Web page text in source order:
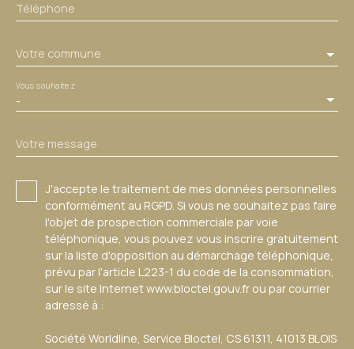
Téléphone
Votre commune
-
Vous souhaitez
Votre message
J'accepte le traitement de mes données personnelles
conformément au RGPD. Si vous ne souhaitez pas faire
l'objet de prospection commerciale par voie
téléphonique, vous pouvez vous inscrire gratuitement
sur la liste d'opposition au démarchage téléphonique,
prévu par l'article L223-1 du code de la consommation,
sur le site Internet www.bloctel.gouv.fr ou par courrier
adressé à :
Société Worldline, Service Bloctel, CS 61311, 41013 BLOIS